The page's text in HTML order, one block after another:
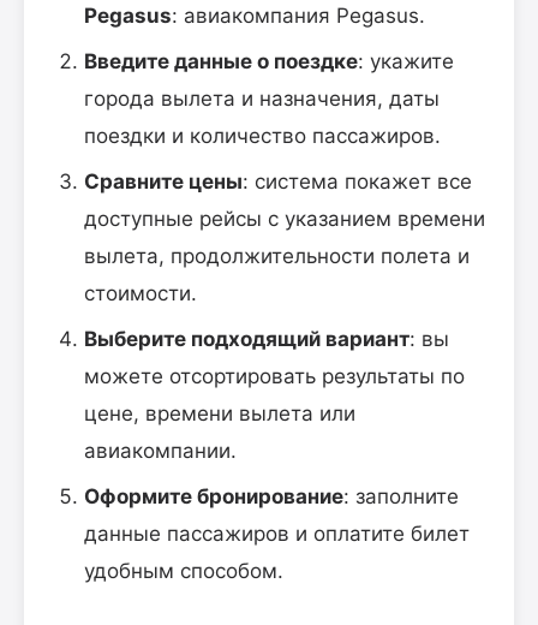
Pegasus: авиакомпания Pegasus.
Введите данные о поездке: укажите
города вылета и назначения, даты
поездки и количество пассажиров.
Сравните цены: система покажет все
доступные рейсы с указанием времени
вылета, продолжительности полета и
стоимости.
Выберите подходящий вариант: вы
можете отсортировать результаты по
цене, времени вылета или
авиакомпании.
Оформите бронирование: заполните
данные пассажиров и оплатите билет
удобным способом.